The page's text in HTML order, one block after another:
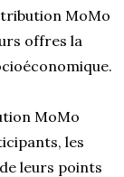
MoMo
offres la
MoMo
les
leurs points